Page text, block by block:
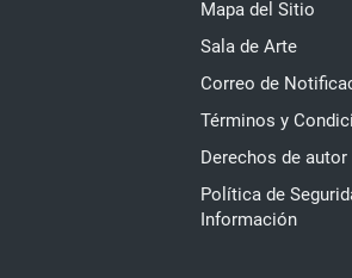
Mapa del Sitio
Sala de Arte
Correo de
Términos y
Derechos de autor
Política de
Información